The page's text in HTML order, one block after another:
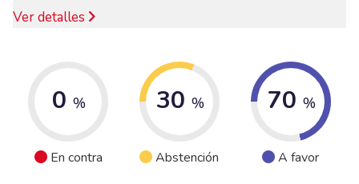
Ver detalles
0 %
En contra
30 %
Abstención
70 %
A favor